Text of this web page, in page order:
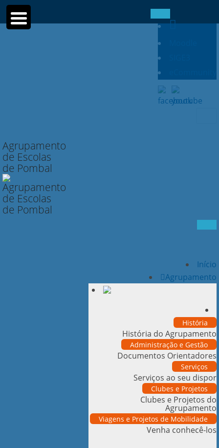
Agrupamento
de Escolas
de Pombal
Início
Agrupamento
História
História do Agrupamento
Administração e Gestão
Documentos Orientadores
Serviços
Serviços ao seu dispor
Clubes e Projetos
Clubes e Projetos do
Agrupamento
Viagens e Projetos de Mobilidade
Venha conhecê-los